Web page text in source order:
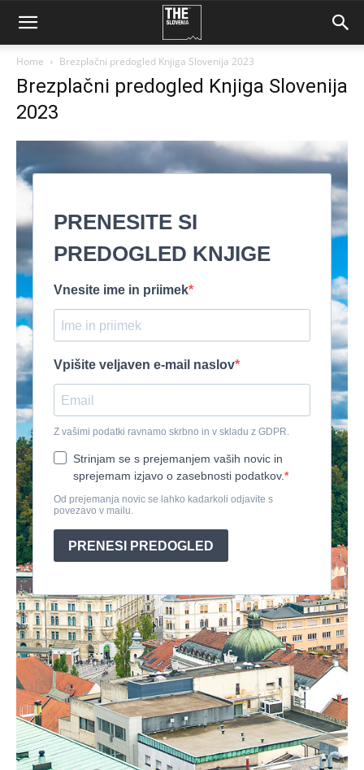
Home Brezplačni predogled Knjiga Slovenija 2023
Brezplačni predogled Knjiga Slovenija
2023